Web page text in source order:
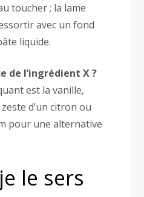
toucher ; la lame
avec un fond
liquide.
de l’ingrédient X ?
est la vanille,
d’un citron ou
pour une alternative
le sers